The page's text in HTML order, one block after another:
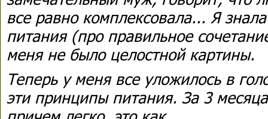
все равно комплексовала... Я
питания (про правильное
меня не было целостной картины.
Теперь у меня все уложилось в
эти принципы питания. За 3